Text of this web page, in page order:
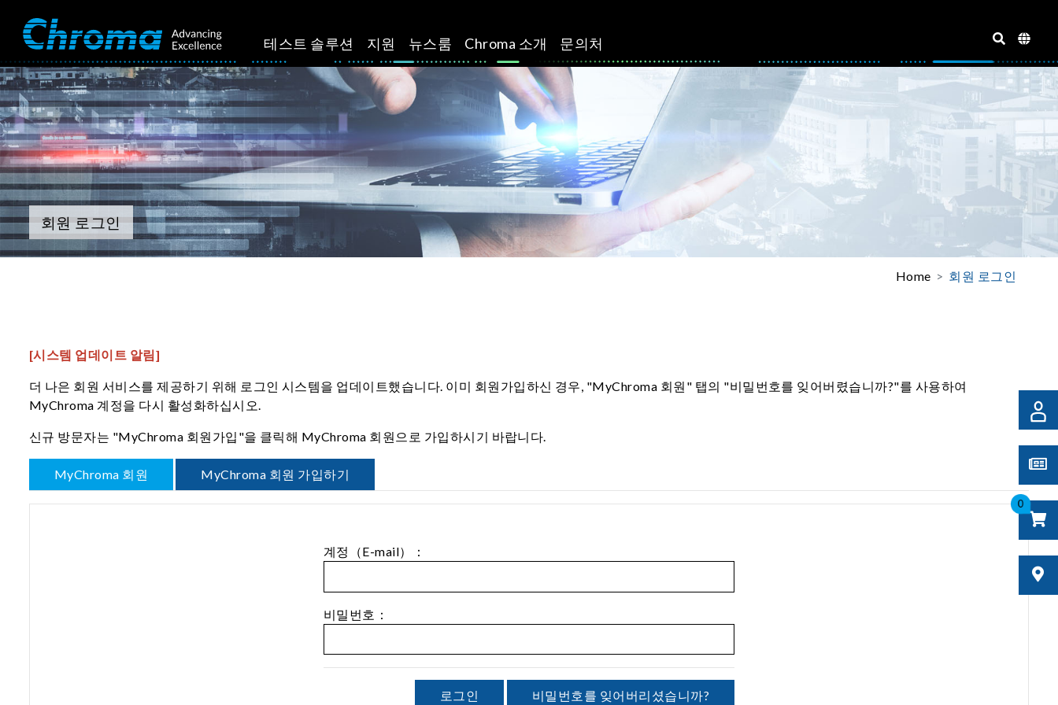
테스트 솔루션 지원 뉴스룸 Chroma 소개 문의처
0
회원 로그인
Home 회원 로그인
[시스템 업데이트 알림]
더 나은 회원 서비스를 제공하기 위해 로그인 시스템을 업데이트했습니다. 이미 회원가입하신 경우, "MyChroma 회원" 탭의 "비밀번호를 잊어버렸습니까?"를 사용하여
MyChroma 계정을 다시 활성화하십시오.
신규 방문자는 "MyChroma 회원가입"을 클릭해 MyChroma 회원으로 가입하시기 바랍니다.
MyChroma 회원 MyChroma 회원 가입하기
계정（E-mail）：
비밀번호：
로그인 비밀번호를 잊어버리셨습니까?